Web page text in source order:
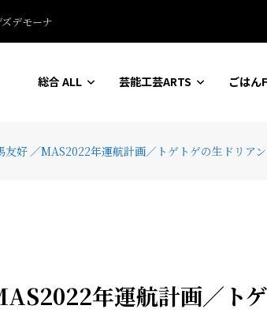
ネオ・コンベンションセンター
総合 ALL 芸能工芸ARTS ごはん
友好 ／MAS2022年運航計画／トゲトゲの生ドリア
年運航計画／ト